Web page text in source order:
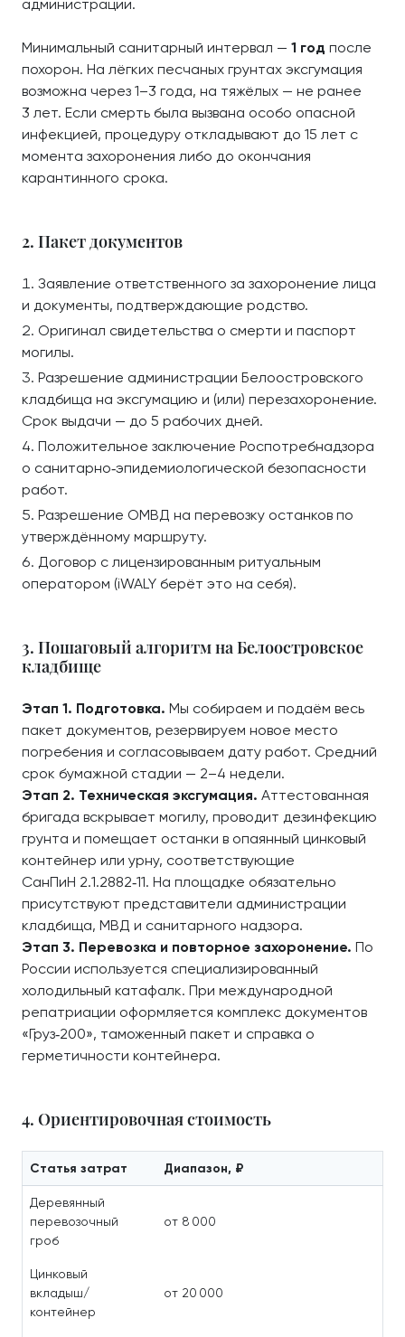
администрации.
Минимальный санитарный интервал — 1 год после
похорон. На лёгких песчаных грунтах эксгумация
возможна через 1–3 года, на тяжёлых — не ранее
3 лет. Если смерть была вызвана особо опасной
инфекцией, процедуру откладывают до 15 лет с
момента захоронения либо до окончания
карантинного срока.
2. Пакет документов
Заявление ответственного за захоронение лица
и документы, подтверждающие родство.
Оригинал свидетельства о смерти и паспорт
могилы.
Разрешение администрации Белоостровского
кладбища на эксгумацию и (или) перезахоронение.
Срок выдачи — до 5 рабочих дней.
Положительное заключение Роспотребнадзора
о санитарно‑эпидемиологической безопасности
работ.
Разрешение ОМВД на перевозку останков по
утверждённому маршруту.
Договор с лицензированным ритуальным
оператором (iWALY берёт это на себя).
3. Пошаговый алгоритм на Белоостровское
кладбище
Этап 1. Подготовка. Мы собираем и подаём весь
пакет документов, резервируем новое место
погребения и согласовываем дату работ. Средний
срок бумажной стадии — 2–4 недели.
Этап 2. Техническая эксгумация. Аттестованная
бригада вскрывает могилу, проводит дезинфекцию
грунта и помещает останки в опаянный цинковый
контейнер или урну, соответствующие
СанПиН 2.1.2882‑11. На площадке обязательно
присутствуют представители администрации
кладбища, МВД и санитарного надзора.
Этап 3. Перевозка и повторное захоронение. По
России используется специализированный
холодильный катафалк. При международной
репатриации оформляется комплекс документов
«Груз‑200», таможенный пакет и справка о
герметичности контейнера.
4. Ориентировочная стоимость
Статья затрат Диапазон, ₽
Деревянный
перевозочный
гроб
от 8 000
Цинковый
вкладыш/
контейнер
от 20 000